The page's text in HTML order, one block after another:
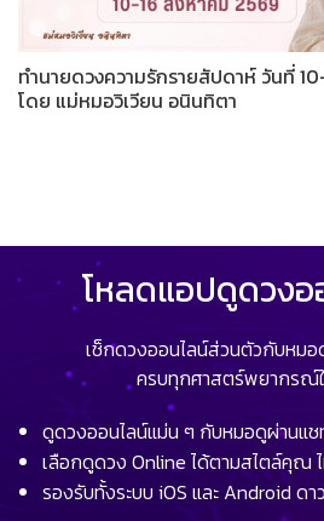
ทำนายดวงความรักรายสัปดาห์ วันที่
โดย แม่หมอวิเวียน อนินทิตา
โหลดแอปดูดวงอ
เช็กดวงออนไลน์ส่วนตัวกับหม
ครบทุกศาสตร์พยากรณ์
ดูดวงออนไลน์แม่น ๆ กับหมอดูผ่านแช
เลือกดูดวง Online ได้ตามสไตล์คุณ
รองรับทั้งระบบ iOS และ Android ดา